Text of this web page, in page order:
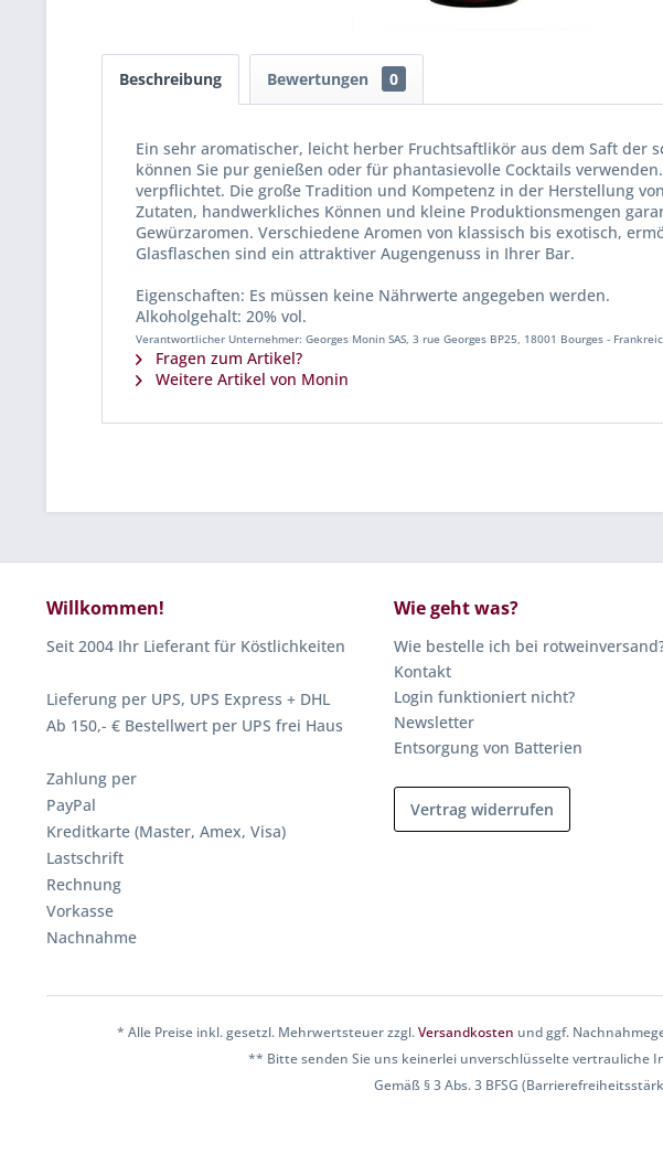
Beschreibung Bewertungen 0
Ein sehr aromatischer, leicht herber Fruchtsaftlikör aus dem Saft der
können Sie pur genießen oder für phantasievolle Cocktails
verpflichtet. Die große Tradition und Kompetenz in der Herstellung
Zutaten, handwerkliches Können und kleine Produktionsmengen
Gewürzaromen. Verschiedene Aromen von klassisch bis exotisch,
Glasflaschen sind ein attraktiver Augengenuss in Ihrer Bar.
Eigenschaften: Es müssen keine Nährwerte angegeben werden.
Alkoholgehalt: 20% vol.
Verantwortlicher Unternehmer: Georges Monin SAS, 3 rue Georges BP25, 18001 Bourges -
Fragen zum Artikel?
Weitere Artikel von Monin
Willkommen!
Seit 2004 Ihr Lieferant für Köstlichkeiten
Lieferung per UPS, UPS Express + DHL
Ab 150,- € Bestellwert per UPS frei Haus
Zahlung per
PayPal
Kreditkarte (Master, Amex, Visa)
Lastschrift
Rechnung
Vorkasse
Nachnahme
Wie geht was?
Wie bestelle ich bei
Kontakt
Login funktioniert nicht?
Newsletter
Entsorgung von Batterien
Vertrag widerrufen
* Alle Preise inkl. gesetzl. Mehrwertsteuer zzgl.Versandkosten und ggf.
** Bitte senden Sie uns keinerlei unverschlüsselte vertrauliche
Gemäß § 3 Abs. 3 BFSG